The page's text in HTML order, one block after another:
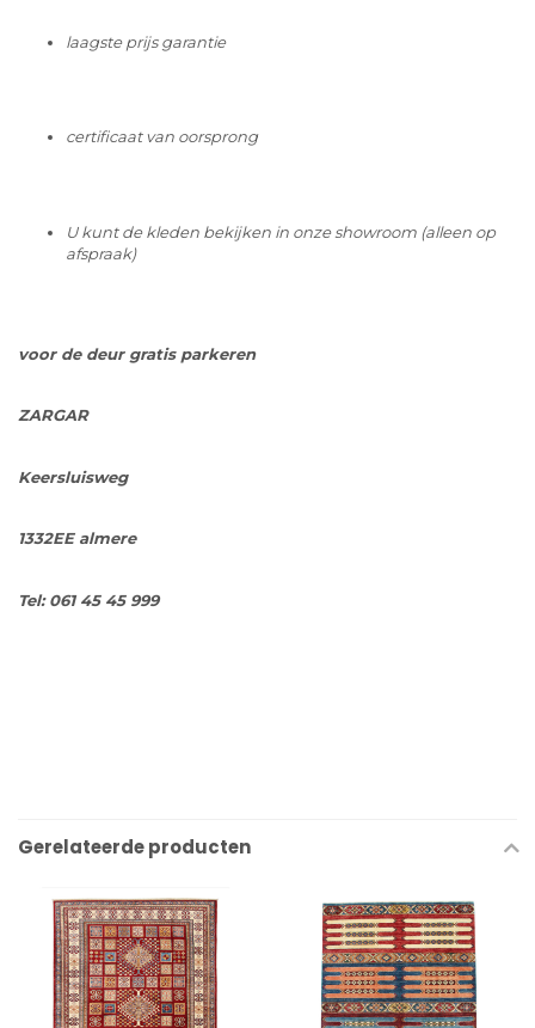
laagste prijs garantie
certificaat van oorsprong
U kunt de kleden bekijken in onze showroom (alleen op
afspraak)
voor de deur gratis parkeren
ZARGAR
Keersluisweg
1332EE almere
Tel: 061 45 45 999
Gerelateerde producten